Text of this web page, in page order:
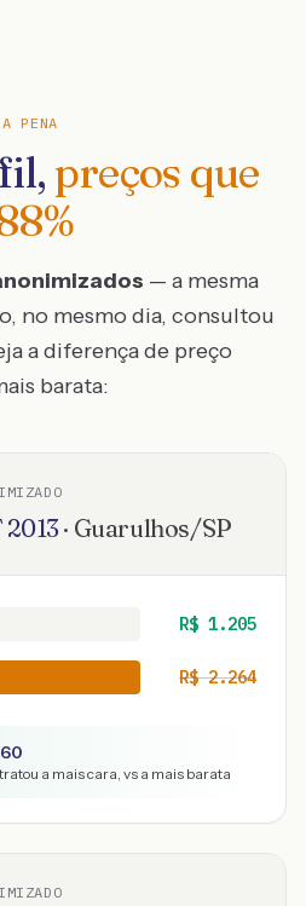
PENA
preços que
%
— a mesma
no mesmo dia, consultou
a diferença de preço
barata:
2013· Guarulhos/SP
R$ 1.205
R$2.264
a mais cara, vs a mais barata